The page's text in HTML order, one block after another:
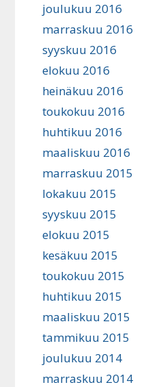
joulukuu 2016
marraskuu 2016
syyskuu 2016
elokuu 2016
heinäkuu 2016
toukokuu 2016
huhtikuu 2016
maaliskuu 2016
marraskuu 2015
lokakuu 2015
syyskuu 2015
elokuu 2015
kesäkuu 2015
toukokuu 2015
huhtikuu 2015
maaliskuu 2015
tammikuu 2015
joulukuu 2014
marraskuu 2014